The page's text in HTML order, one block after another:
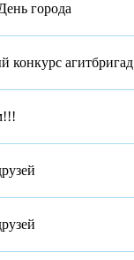
города
конкурс агитбригад